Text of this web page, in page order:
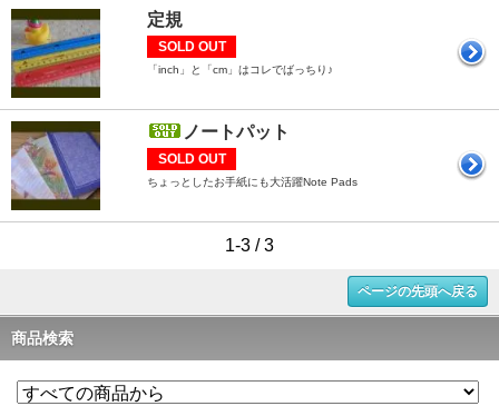
定規
SOLD OUT
「inch」と「cm」はコレでばっちり♪
ノートパット
SOLD OUT
ちょっとしたお手紙にも大活躍Note Pads
1-3 / 3
ページの先頭へ戻る
商品検索